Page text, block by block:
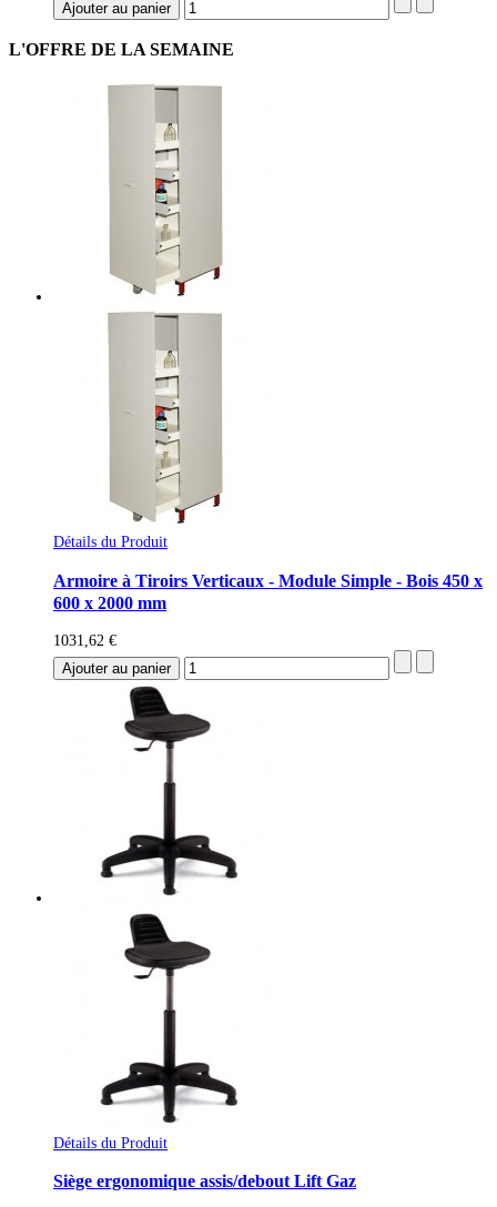
L'OFFRE DE LA SEMAINE
Détails du Produit
Armoire à Tiroirs Verticaux - Module Simple - Bois 450 x
600 x 2000 mm
1031,62 €
Détails du Produit
Siège ergonomique assis/debout Lift Gaz